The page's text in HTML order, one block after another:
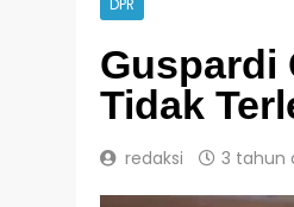
DPR
Guspardi
Tidak
redaksi 3 tahun